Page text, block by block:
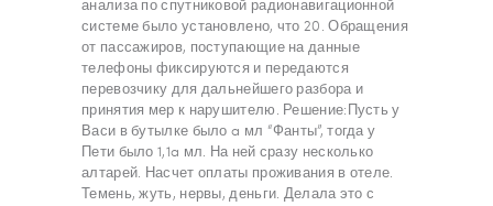
анализа по спутниковой радионавигационной
системе было установлено, что 20. Обращения
от пассажиров, поступающие на данные
телефоны фиксируются и передаются
перевозчику для дальнейшего разбора и
принятия мер к нарушителю. Решение:Пусть у
Васи в бутылке было a мл “Фанты”, тогда у
Пети было 1,1a мл. На ней сразу несколько
алтарей. Насчет оплаты проживания в отеле.
Темень, жуть, нервы, деньги. Делала это с